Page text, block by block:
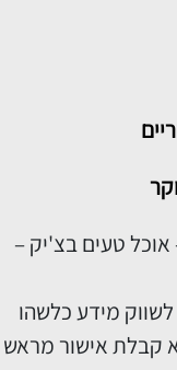
אוכל טעים בצ'יק –
מידע כלשהו
קבלת אישור מראש